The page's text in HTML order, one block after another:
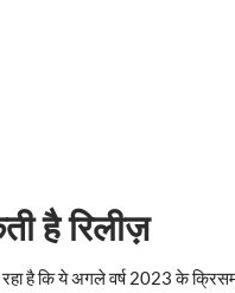
है रिलीज़
रहा है कि ये अगले वर्ष 2023 के